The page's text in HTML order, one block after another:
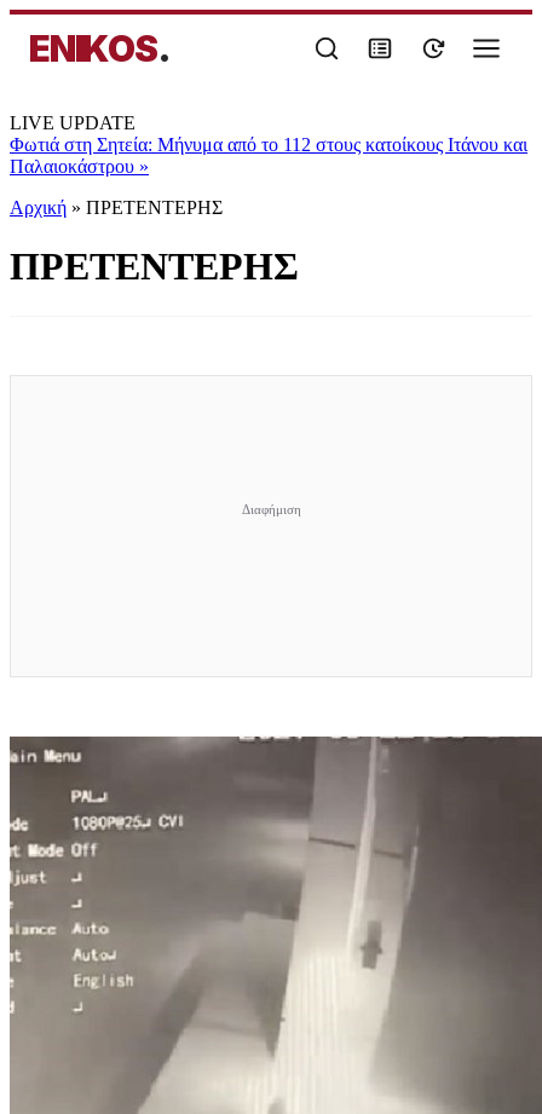
ENIKOS.
LIVE UPDATE
Φωτιά στη Σητεία: Μήνυμα από το 112 στους κατοίκους Ιτάνου και
Παλαιοκάστρου »
Αρχική » ΠΡΕΤΕΝΤΕΡΗΣ
ΠΡΕΤΕΝΤΕΡΗΣ